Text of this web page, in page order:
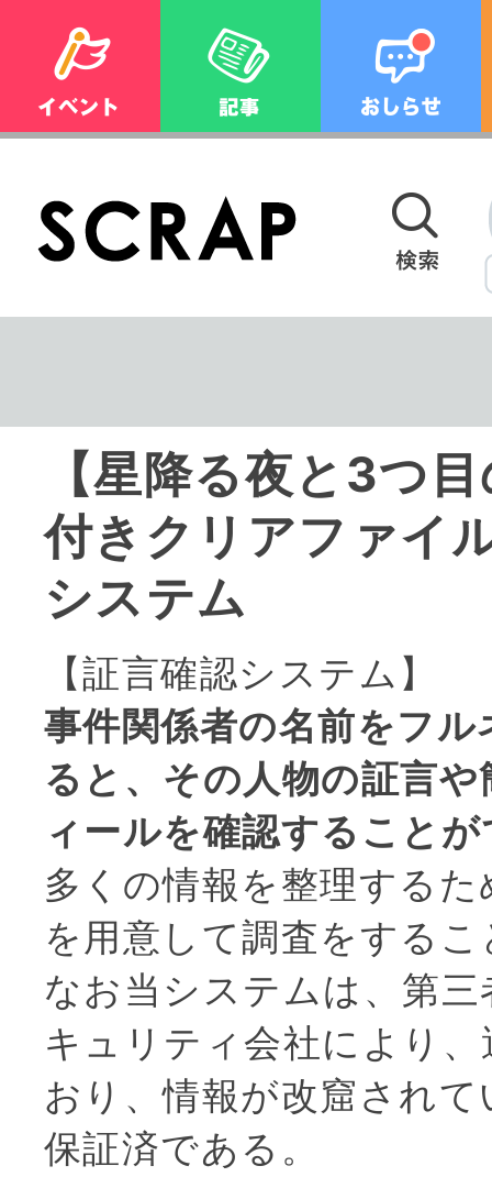
【星降る夜と3つ
付きクリアファイ
システム
【証言確認システム】
事件関係者の名前をフ
ると、その人物の証言
ィールを確認すること
多くの情報を整理する
を用意して調査をする
なお当システムは、第
キュリティ会社により
おり、情報が改窟され
保証済である。